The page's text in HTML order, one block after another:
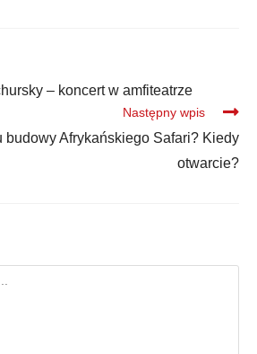
– koncert w amfiteatrze
Następny wpis
budowy Afrykańskiego Safari? Kiedy
otwarcie?